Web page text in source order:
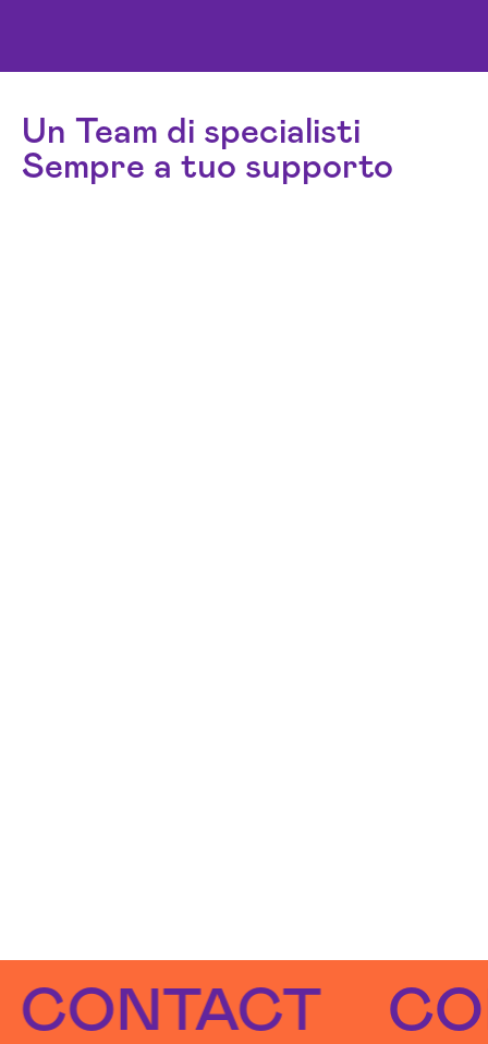
Un Team di specialisti
Sempre a tuo supporto